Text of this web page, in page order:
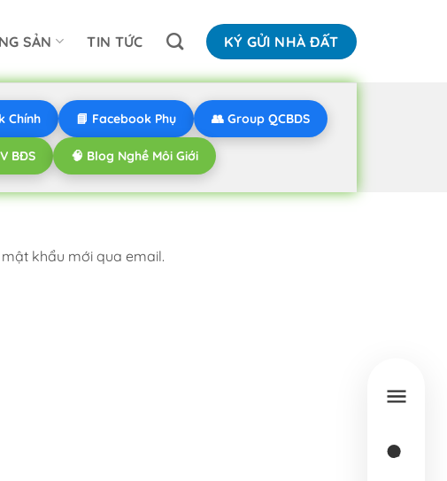
SẢN TIN TỨC KÝ GỬI NHÀ ĐẤT
Chính 📘 Facebook Phụ 👥 Group QCBDS
BĐS 🧠 Blog Nghề Môi Giới
khẩu mới qua email.